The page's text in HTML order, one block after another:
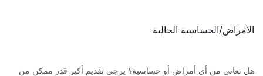
الأمراض/الحساسية الحالية
هل تعاني من أي أمراض أو حساسية؟ يرجى تقديم أكبر قدر ممكن من